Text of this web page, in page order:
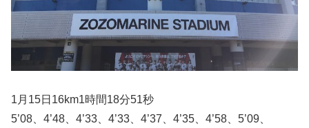
1月15日16km1時間18分51秒
5’08、4’48、4’33、4’33、4’37、4’35、4’58、5’09、